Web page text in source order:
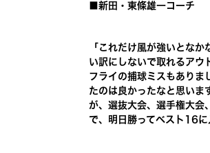
■新田・東條雄一コーチ
「これだけ風が強いとな
い訳にしないで取れるアウ
フライの捕球ミスもありま
たのは良かったなと思いま
が、選抜大会、選手権大会
で、明日勝ってベスト16に